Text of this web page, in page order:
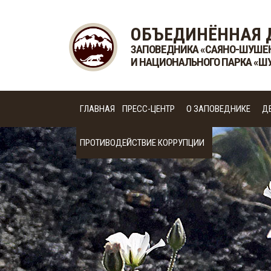
ОБЪЕДИНЁННАЯ
ЗАПОВЕДНИКА «САЯНО-
И НАЦИОНАЛЬНОГО ПАРКА
ГЛАВНАЯ ПРЕСС-ЦЕНТР О ЗАПОВЕДНИКЕ
ПРОТИВОДЕЙСТВИЕ КОРРУПЦИИ